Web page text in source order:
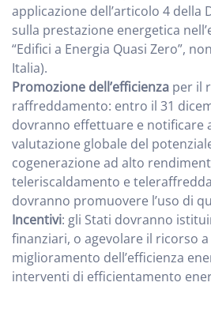
applicazione dell’articolo 4 della
sulla prestazione energetica
“Edifici a Energia Quasi Zero”,
Italia).
Promozione dell’efficienza per il
raffreddamento: entro il 31
dovranno effettuare e notificare
valutazione globale del
cogenerazione ad alto
teleriscaldamento e
dovranno promuovere l’uso di
Incentivi: gli Stati dovranno
finanziari, o agevolare il ricorso
miglioramento dell’efficienza
interventi di efficientamento